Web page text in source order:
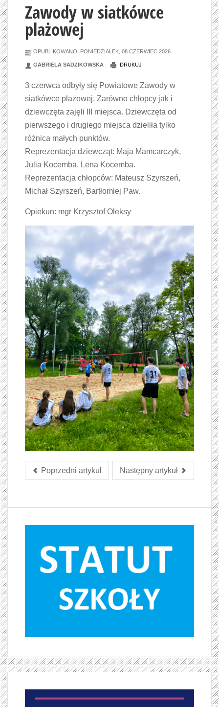
Zawody w siatkówce
plażowej
OPUBLIKOWANO: PONIEDZIAŁEK, 08 CZERWIEC 2026
GABRIELA SADZIKOWSKA DRUKUJ
3 czerwca odbyły się Powiatowe Zawody w
siatkówce plażowej. Zarówno chłopcy jak i
dziewczęta zajęli III miejsca. Dziewczęta od
pierwszego i drugiego miejsca dzieliła tylko
różnica małych punktów.
Reprezentacja dziewcząt: Maja Mamcarczyk,
Julia Kocemba, Lena Kocemba.
Reprezentacja chłopców: Mateusz Szyrszeń,
Michał Szyrszeń, Bartłomiej Paw.
Opiekun: mgr Krzysztof Oleksy
Poprzedni artykuł Następny artykuł